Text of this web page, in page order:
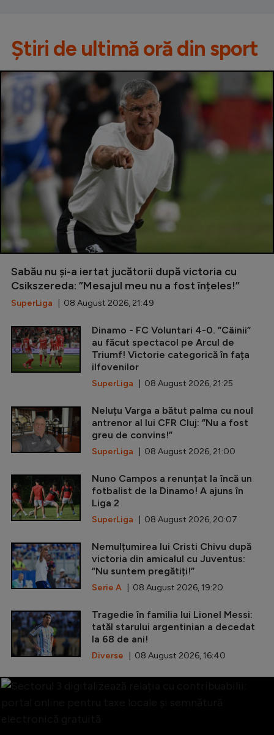
Știri de ultimă oră din sport
Sabău nu și-a iertat jucătorii după victoria cu
Csikszereda: ”Mesajul meu nu a fost înțeles!”
SuperLiga | 08 August 2026, 21:49
Dinamo - FC Voluntari 4-0. ”Câinii”
au făcut spectacol pe Arcul de
Triumf! Victorie categorică în fața
ilfovenilor
SuperLiga | 08 August 2026, 21:25
Neluțu Varga a bătut palma cu noul
antrenor al lui CFR Cluj: ”Nu a fost
greu de convins!”
SuperLiga | 08 August 2026, 21:00
Nuno Campos a renunțat la încă un
fotbalist de la Dinamo! A ajuns în
Liga 2
SuperLiga | 08 August 2026, 20:07
Nemulțumirea lui Cristi Chivu după
victoria din amicalul cu Juventus:
”Nu suntem pregătiți!”
Serie A | 08 August 2026, 19:20
Tragedie în familia lui Lionel Messi:
tatăl starului argentinian a decedat
la 68 de ani!
Diverse | 08 August 2026, 16:40